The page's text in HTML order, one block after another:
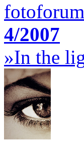
4/2007
»In the